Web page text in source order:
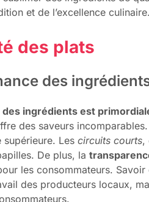
et de l’excellence culinaire.
des plats
des
des ingrédients est
des saveurs incomparables.
Les circuits courts,
De plus, la
les consommateurs. Savoir
des producteurs locaux,